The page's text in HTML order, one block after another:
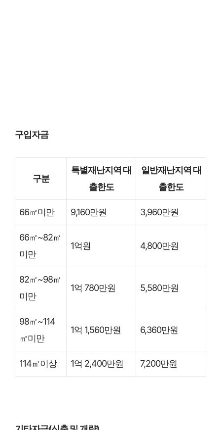
구입자금
구분
특별재난지역 대
출한도
일반재난지역 대
출한도
66㎡미만 9,160만원 3,960만원
66㎡~82㎡
미만
1억원 4,800만원
82㎡~98㎡
미만
1억 780만원 5,580만원
98㎡~114
㎡미만
1억 1,560만원 6,360만원
114㎡이상 1억 2,400만원 7,200만원